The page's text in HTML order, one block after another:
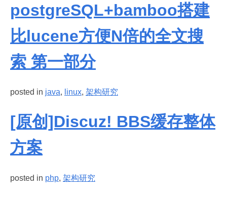
postgreSQL+bamboo搭建
比lucene方便N倍的全文搜
索 第一部分
posted in java, linux, 架构研究
[原创]Discuz! BBS缓存整体
方案
posted in php, 架构研究